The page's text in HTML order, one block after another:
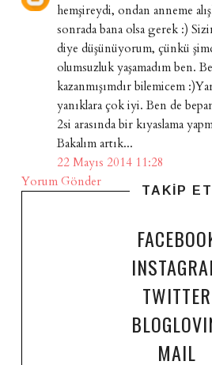
hemşireydi, ondan anneme
sonrada bana olsa gerek :)
diye düşünüyorum, çünkü
olumsuzluk yaşamadım ben.
kazanmışımdır bilemicem
yanıklara çok iyi. Ben de
2si arasında bir kıyaslama
Bakalım artık...
22 Mayıs 2014 11:28
Yorum Gönder
TAKİP ET
TWITTER
MAIL